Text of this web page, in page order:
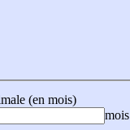
(en mois)
mois